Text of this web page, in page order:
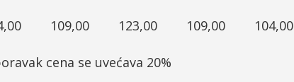
109,00 123,00 109,00 104,00
cena se uvećava 20%